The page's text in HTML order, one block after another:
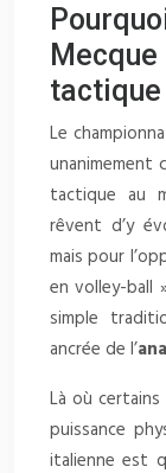
Le
unanimement
tactique au
rêvent d’y
mais pour
en volley-ball
simple
ancrée de l’
Là où
puissance
italienne est